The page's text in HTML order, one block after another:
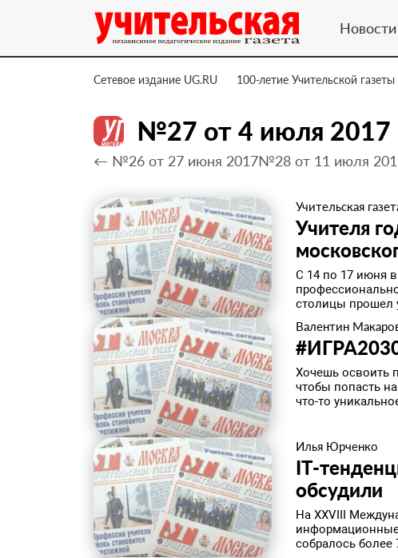
Новости
Сетевое издание UG.RU 100-летие Учительской газеты
№27 от 4 июля 2017
← №26 от 27 июня 2017№28 от 11 июля
Учительская
Учителя
С 14 по 17 июня
столицы прошел
Валентин
Хочешь освоить
чтобы попасть
что-то
Илья Юрченко
IT-
обсудили
На XXVIII
информационные
собралось более